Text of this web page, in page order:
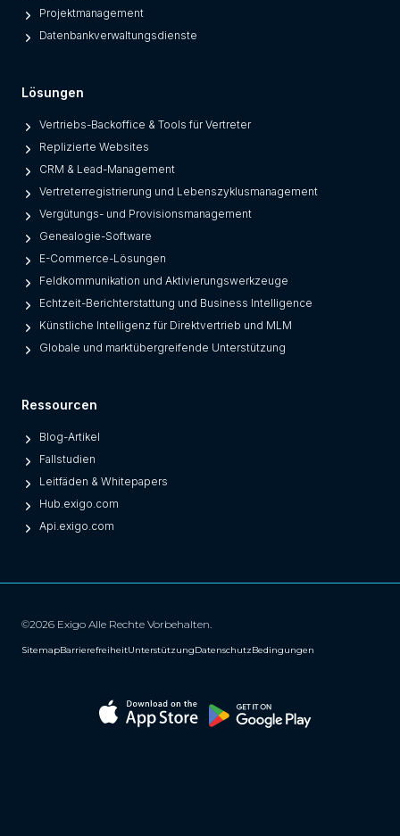
Projektmanagement
Datenbankverwaltungsdienste
Lösungen
Vertriebs-Backoffice & Tools für Vertreter
Replizierte Websites
CRM & Lead-Management
Vertreterregistrierung und Lebenszyklusmanagement
Vergütungs- und Provisionsmanagement
Genealogie-Software
E-Commerce-Lösungen
Feldkommunikation und Aktivierungswerkzeuge
Echtzeit-Berichterstattung und Business Intelligence
Künstliche Intelligenz für Direktvertrieb und MLM
Globale und marktübergreifende Unterstützung
Ressourcen
Blog-Artikel
Fallstudien
Leitfäden & Whitepapers
Hub.exigo.com
Api.exigo.com
©2026 Exigo Alle Rechte Vorbehalten.
SitemapBarrierefreiheitUnterstützungDatenschutzBedingungen